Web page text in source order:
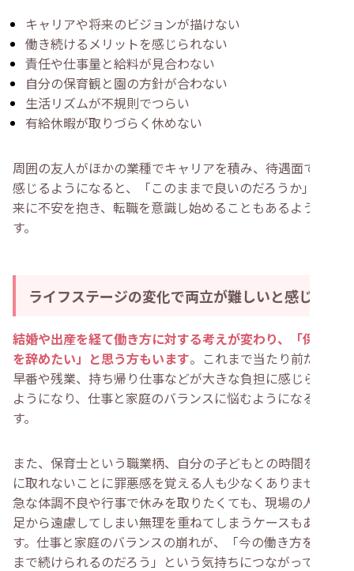
キャリアや将来のビジョンが描けない
働き続けるメリットを感じられない
責任や仕事量と給料が見合わない
自分の保育観と園の方針が合わない
生活リズムが不規則でつらい
有給休暇が取りづらく休めない
周囲の友人がほかの業種でキャリアを積み、待遇面で差を
感じるようになると、「このままで良いのだろうか」と将
来に不安を抱き、転職を意識し始めることもあるようで
す。
ライフステージの変化で両立が難しいと感じる
結婚や出産を経て働き方に対する考えが変わり、「保育士
を辞めたい」と思う方もいます。これまで当たり前だった
早番や残業、持ち帰り仕事などが大きな負担に感じられる
ようになり、仕事と家庭のバランスに悩むようになるので
す。
また、保育士という職業柄、自分の子どもとの時間を十分
に取れないことに罪悪感を覚える人も少なくありません。
急な体調不良や行事で休みを取りたくても、現場の人手不
足から遠慮してしまい無理を重ねてしまうケースもありま
す。仕事と家庭のバランスの崩れが、「今の働き方をいつ
まで続けられるのだろう」という気持ちにつながっていく